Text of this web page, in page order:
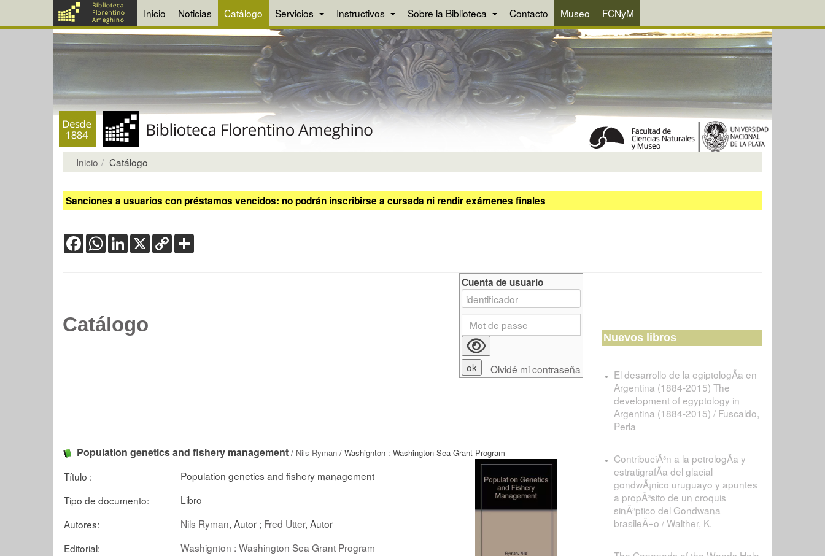
Inicio Noticias Catálogo Servicios Instructivos Sobre la Biblioteca Contacto Museo FCNyM
Inicio Catálogo
Sanciones a usuarios con préstamos vencidos: no podrán inscribirse a cursada ni rendir exámenes finales
FacebookWhatsApp
LinkedIn
X Copy
Link
Catálogo
Population genetics and fishery management / Nils Ryman / Washignton : Washington Sea Grant Program
Título :
Population genetics and fishery management
Tipo de documento:
Libro
Autores:
Nils Ryman, Autor ; Fred Utter, Autor
Editorial:
Washignton : Washington Sea Grant Program
Cuenta de usuario
Olvidé mi contraseña
Nuevos libros
El desarrollo de la egiptologÃ­a en
Argentina (1884-2015) The
development of egyptology in
Argentina (1884-2015) / Fuscaldo,
Perla
ContribuciÃ³n a la petrologÃ­a y
estratigrafÃ­a del glacial
gondwÃ¡nico uruguayo y apuntes
a propÃ³sito de un croquis
sinÃ³ptico del Gondwana
brasileÃ±o / Walther, K.